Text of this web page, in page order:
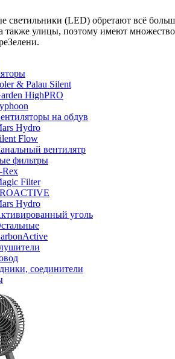
светильники (LED) обретают всё
улицы, поэтому имеют
& Palau Silent
HighPRO
на обдув
Hydro
Flow
вентилятр
фильтры
Rex
Filter
Hydro
уголь
соединители